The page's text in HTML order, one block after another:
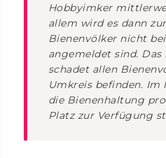
Hobbyimker
allem wird es dann
Bienenvölker nicht
angemeldet sind.
schadet allen
Umkreis befinden.
die Bienenhaltung
Platz zur Verfügung